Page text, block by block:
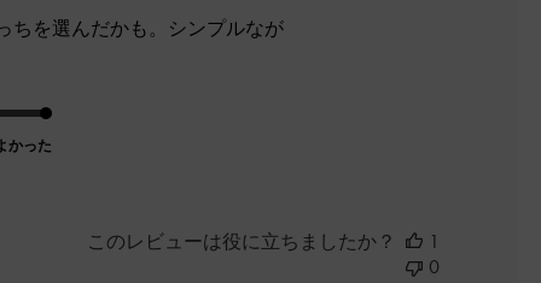
ちを選んだかも。シンプルなが
かった
このレビューは役に立ちましたか？
1
0